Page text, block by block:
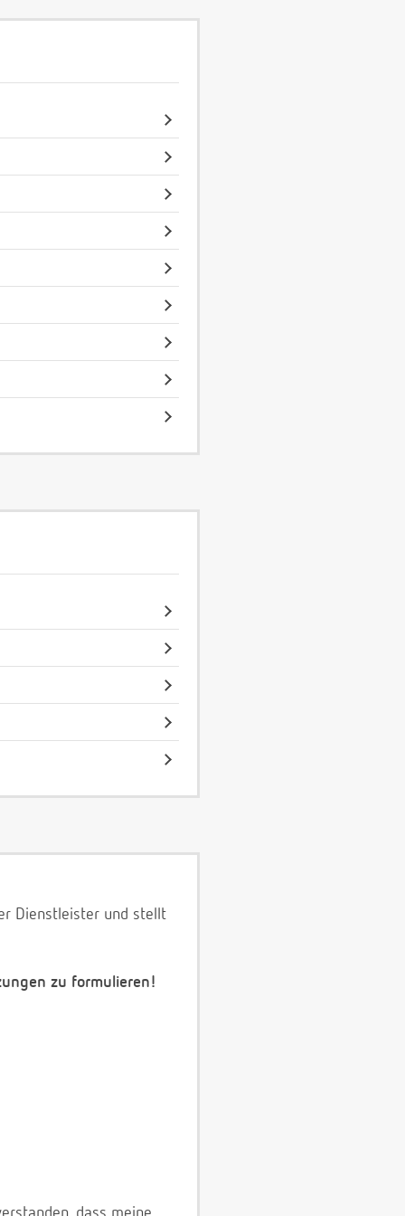
Dienstleister und stellt
zu formulieren!